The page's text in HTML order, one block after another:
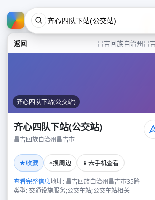
返回 昌吉回族自治州昌
齐心四队下站(公交站)
齐心四队下站(公交站)
昌吉回族自治州昌吉市
★收藏 ⌖搜周边 📱 去手机查看
查看完整信息地址: 昌吉回族自治州昌吉市35路
类型: 交通设施服务;公交车站;公交车站相关